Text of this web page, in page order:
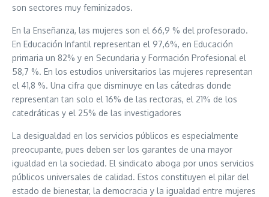
son sectores muy feminizados.
En la Enseñanza, las mujeres son el 66,9 % del profesorado.
En Educación Infantil representan el 97,6%, en Educación
primaria un 82% y en Secundaria y Formación Profesional el
58,7 %. En los estudios universitarios las mujeres representan
el 41,8 %. Una cifra que disminuye en las cátedras donde
representan tan solo el 16% de las rectoras, el 21% de los
catedráticas y el 25% de las investigadores
La desigualdad en los servicios públicos es especialmente
preocupante, pues deben ser los garantes de una mayor
igualdad en la sociedad. El sindicato aboga por unos servicios
públicos universales de calidad. Estos constituyen el pilar del
estado de bienestar, la democracia y la igualdad entre mujeres